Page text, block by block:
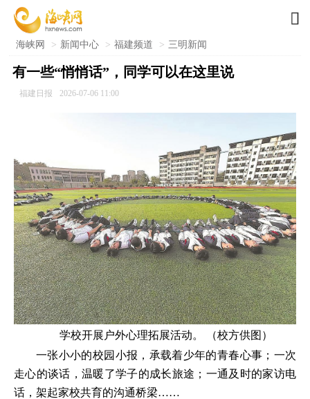

海峡网 > 新闻中心 > 福建频道 > 三明新闻
有一些“悄悄话”，同学可以在这里说
福建日报 2026-07-06 11:00
学校开展户外心理拓展活动。 （校方供图）
一张小小的校园小报，承载着少年的青春心事；一次
走心的谈话，温暖了学子的成长旅途；一通及时的家访电
话，架起家校共育的沟通桥梁……